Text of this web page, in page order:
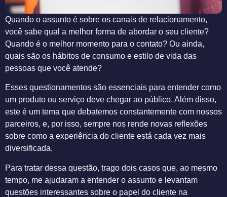
Quando o assunto é sobre os canais de relacionamento,
você sabe qual a melhor forma de abordar o seu cliente?
Quando é o melhor momento para o contato? Ou ainda,
quais são os hábitos de consumo e estilo de vida das
pessoas que você atende?
Esses questionamentos são essenciais para entender como
um produto ou serviço deve chegar ao público. Além disso,
este é um tema que debatemos constantemente com nossos
parceiros, e, por isso, sempre nos rende novas reflexões
sobre como a experiência do cliente está cada vez mais
diversificada.
Para tratar dessa questão, trago dois casos que, ao mesmo
tempo, me ajudaram a entender o assunto e levantam
questões interessantes sobre o papel do cliente na